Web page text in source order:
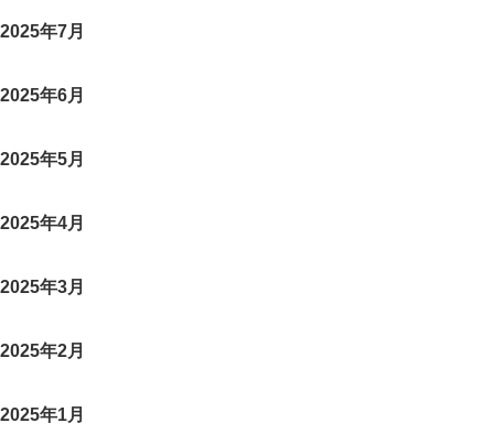
2025年7月
2025年6月
2025年5月
2025年4月
2025年3月
2025年2月
2025年1月